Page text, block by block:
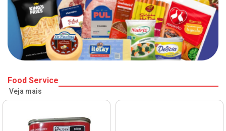
Food Service
Veja mais